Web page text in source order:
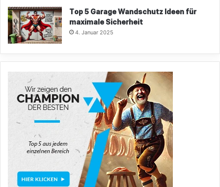
Top 5 Garage Wandschutz Ideen für
maximale Sicherheit
4. Januar 2025